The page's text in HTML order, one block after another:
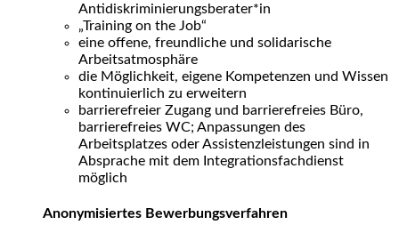
Antidiskriminierungsberater*in
„Training on the Job“
eine offene, freundliche und solidarische
Arbeitsatmosphäre
die Möglichkeit, eigene Kompetenzen und Wissen
kontinuierlich zu erweitern
barrierefreier Zugang und barrierefreies Büro,
barrierefreies WC; Anpassungen des
Arbeitsplatzes oder Assistenzleistungen sind in
Absprache mit dem Integrationsfachdienst
möglich
Anonymisiertes Bewerbungsverfahren